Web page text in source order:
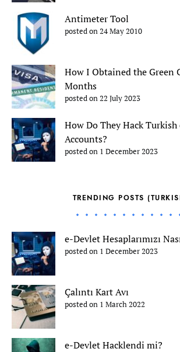
Antimeter Tool
posted on 24 May 2010
How I Obtained the Green
Months
posted on 22 July 2023
How Do They Hack
Accounts?
posted on 1 December 2023
TRENDING POSTS
e-Devlet Hesaplarımızı
posted on 1 December 2023
Çalıntı Kart Avı
posted on 1 March 2022
e-Devlet Hacklendi mi?